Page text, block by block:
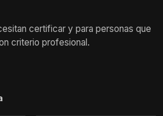
certificar y para personas que
criterio profesional.